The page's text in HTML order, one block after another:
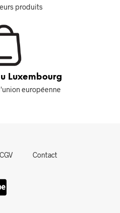
produits
Luxembourg
européenne
CGV Contact